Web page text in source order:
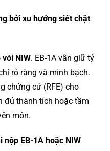
bởi xu hướng siết chặt
NIW. EB-1A vẫn giữ tỷ
rõ ràng và minh bạch.
chứng cứ (RFE) cho
đủ thành tích hoặc tầm
môn.
nộp EB-1A hoặc NIW